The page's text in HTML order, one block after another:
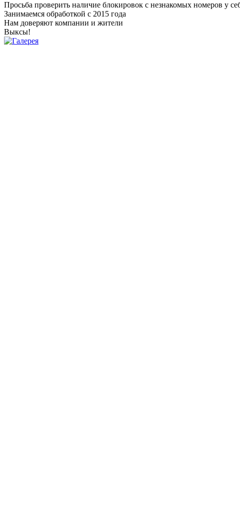
Просьба проверить наличие блокировок с незнакомых номеров у
Занимаемся обработкой с 2015 года
Нам доверяют компании и жители
Выксы!